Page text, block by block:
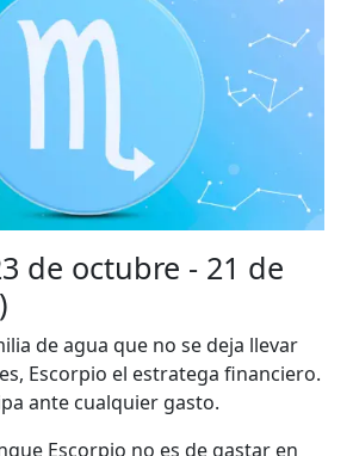
de octubre - 21 de
de agua que no se deja llevar
Escorpio el estratega financiero.
ante cualquier gasto.
Escorpio no es de gastar en